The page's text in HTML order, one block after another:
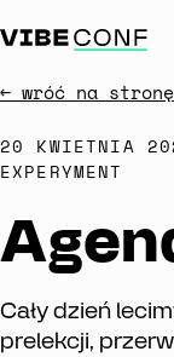
← wróć na stronę
20 KWIETNIA
EXPERYMENT
Cały dzień
prelekcji,